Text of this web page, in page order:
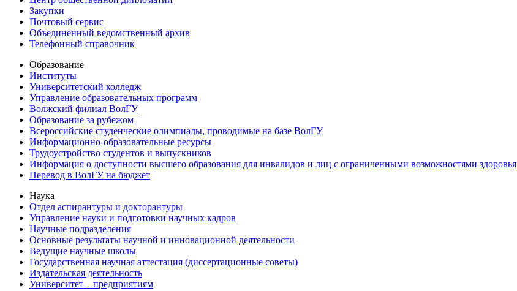
Закупки
Почтовый сервис
Объединенный ведомственный архив
Телефонный справочник
Образование
Институты
Университетский колледж
Управление образовательных программ
Волжский филиал ВолГУ
Образование за рубежом
Всероссийские студенческие олимпиады, проводимые на базе ВолГУ
Информационно-образовательные ресурсы
Трудоустройство студентов и выпускников
Информация о доступности высшего образования для инвалидов и лиц с ограниченными возможностями здоровья
Перевод в ВолГУ на бюджет
Наука
Отдел аспирантуры и докторантуры
Управление науки и подготовки научных кадров
Научные подразделения
Основные результаты научной и инновационной деятельности
Ведущие научные школы
Государственная научная аттестация (диссертационные советы)
Издательская деятельность
Университет – предприятиям